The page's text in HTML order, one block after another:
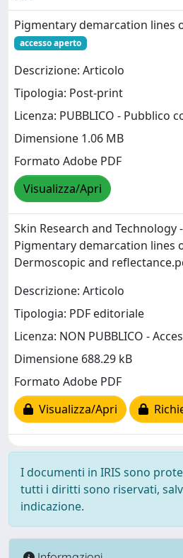
Pigmentary demarcation lines
accesso aperto
Descrizione: Articolo
Tipologia: Post-print
Licenza: PUBBLICO - Pubblico
Dimensione 1.06 MB
Formato Adobe PDF
Visualizza/Apri
Skin Research and Technology
Pigmentary demarcation lines
Dermoscopic and
Descrizione: Articolo
Tipologia: PDF editoriale
Licenza: NON PUBBLICO -
Dimensione 688.29 kB
Formato Adobe PDF
Visualizza/Apri
I documenti in IRIS sono
tutti i diritti sono riservati,
indicazione.